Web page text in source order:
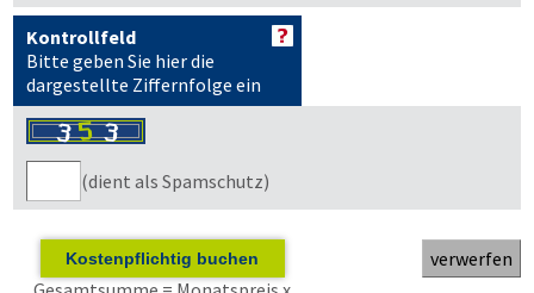
Kontrollfeld
Bitte geben Sie hier die
dargestellte Ziffernfolge ein
(dient als Spamschutz)
Kostenpflichtig buchen